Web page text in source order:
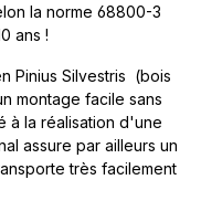
la norme 68800-3
ans !
Pinius Silvestris (bois
montage facile sans
la réalisation d'une
assure par ailleurs un
très facilement